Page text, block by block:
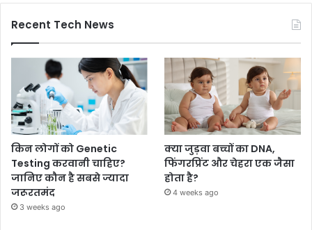
Recent Tech News
किन लोगों को Genetic
Testing करवानी चाहिए?
जानिए कौन है सबसे ज्यादा
जरूरतमंद
3 weeks ago
क्या जुड़वा बच्चों का DNA,
फिंगरप्रिंट और चेहरा एक जैसा
होता है?
4 weeks ago